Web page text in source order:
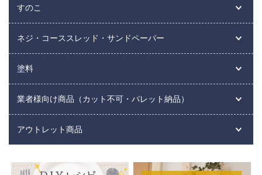
すのこ
ネジ・コーススレッド・サンドペーパー
塗料
業者様向け商品（カット不可・パレット納品）
アウトレット商品